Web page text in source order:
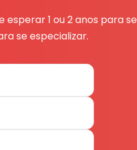
1 ou 2 anos para se
se especializar.